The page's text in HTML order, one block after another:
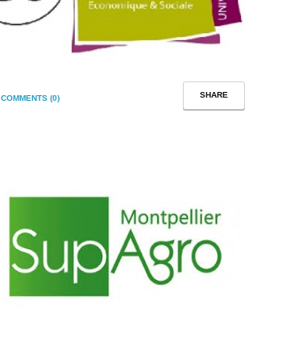
SHARE
COMMENTS (0)